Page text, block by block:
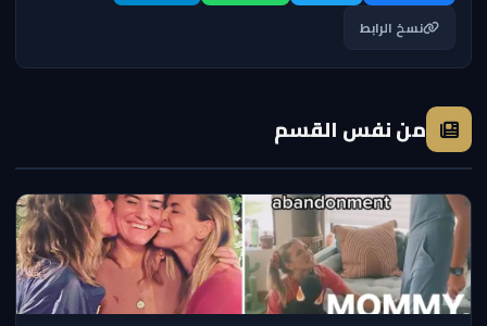
نسخ الرابط
من نفس القسم